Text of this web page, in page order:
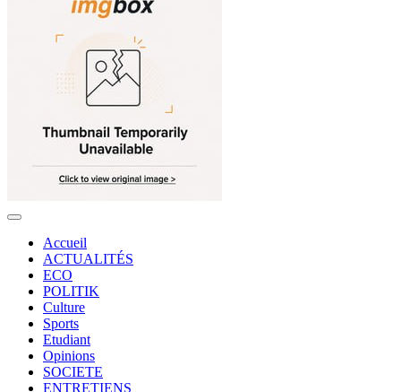
Accueil
ACTUALITÉS
ECO
POLITIK
Culture
Sports
Etudiant
Opinions
SOCIETE
ENTRETIENS